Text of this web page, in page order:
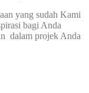
yang sudah Kami
bagi Anda
dalam projek Anda